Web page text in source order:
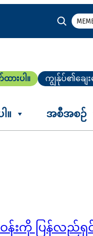
ထားပါ။ ကျွန်ုပ်၏ချေး
ါ။ အစီအစဉ်
န်းကို ပြန်လည်ရှ